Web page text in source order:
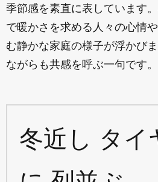
季節感を素直に表しています
で暖かさを求める人々の心情
む静かな家庭の様子が浮かび
ながらも共感を呼ぶ一句です。
冬近し タイ